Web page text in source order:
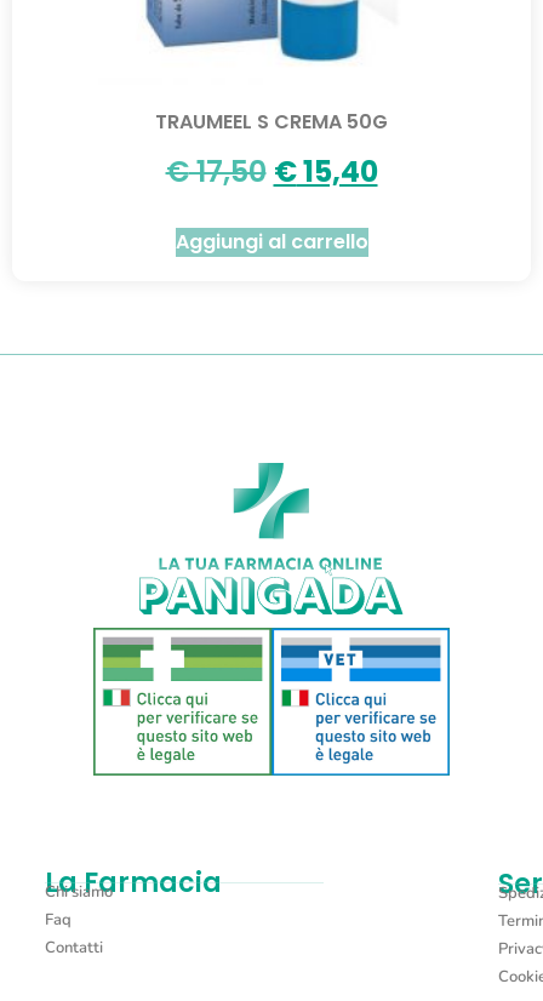
TRAUMEEL S CREMA 50G
€17,50 €15,40
Aggiungi al carrello
La Farmacia
Chi siamo
Faq
Contatti